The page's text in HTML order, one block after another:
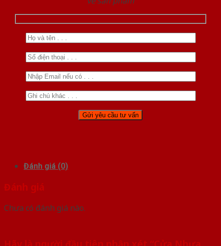
Đánh giá (0)
Đánh giá
Chưa có đánh giá nào.